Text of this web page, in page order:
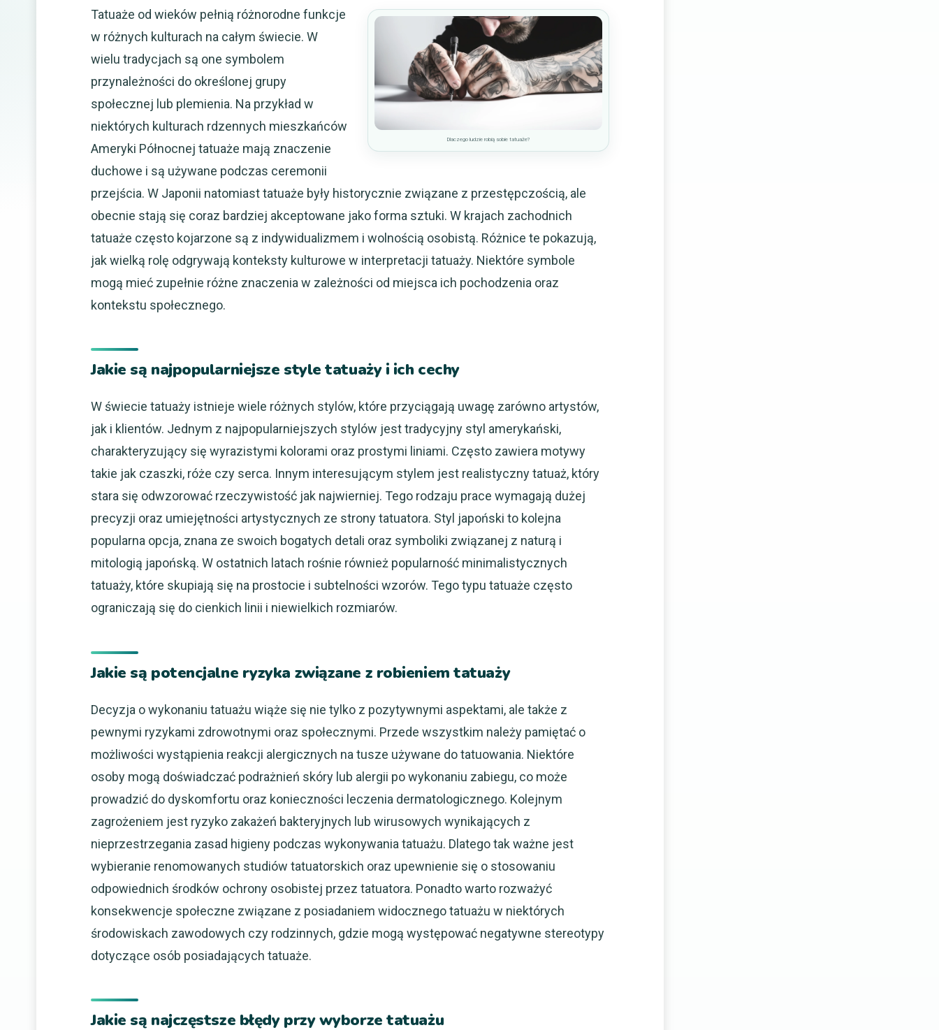
Dlaczego ludzie robią sobie tatuaże?
Tatuaże od wieków pełnią różnorodne funkcje
w różnych kulturach na całym świecie. W
wielu tradycjach są one symbolem
przynależności do określonej grupy
społecznej lub plemienia. Na przykład w
niektórych kulturach rdzennych mieszkańców
Ameryki Północnej tatuaże mają znaczenie
duchowe i są używane podczas ceremonii
przejścia. W Japonii natomiast tatuaże były historycznie związane z przestępczością, ale
obecnie stają się coraz bardziej akceptowane jako forma sztuki. W krajach zachodnich
tatuaże często kojarzone są z indywidualizmem i wolnością osobistą. Różnice te pokazują,
jak wielką rolę odgrywają konteksty kulturowe w interpretacji tatuaży. Niektóre symbole
mogą mieć zupełnie różne znaczenia w zależności od miejsca ich pochodzenia oraz
kontekstu społecznego.
Jakie są najpopularniejsze style tatuaży i ich cechy
W świecie tatuaży istnieje wiele różnych stylów, które przyciągają uwagę zarówno artystów,
jak i klientów. Jednym z najpopularniejszych stylów jest tradycyjny styl amerykański,
charakteryzujący się wyrazistymi kolorami oraz prostymi liniami. Często zawiera motywy
takie jak czaszki, róże czy serca. Innym interesującym stylem jest realistyczny tatuaż, który
stara się odwzorować rzeczywistość jak najwierniej. Tego rodzaju prace wymagają dużej
precyzji oraz umiejętności artystycznych ze strony tatuatora. Styl japoński to kolejna
popularna opcja, znana ze swoich bogatych detali oraz symboliki związanej z naturą i
mitologią japońską. W ostatnich latach rośnie również popularność minimalistycznych
tatuaży, które skupiają się na prostocie i subtelności wzorów. Tego typu tatuaże często
ograniczają się do cienkich linii i niewielkich rozmiarów.
Jakie są potencjalne ryzyka związane z robieniem tatuaży
Decyzja o wykonaniu tatuażu wiąże się nie tylko z pozytywnymi aspektami, ale także z
pewnymi ryzykami zdrowotnymi oraz społecznymi. Przede wszystkim należy pamiętać o
możliwości wystąpienia reakcji alergicznych na tusze używane do tatuowania. Niektóre
osoby mogą doświadczać podrażnień skóry lub alergii po wykonaniu zabiegu, co może
prowadzić do dyskomfortu oraz konieczności leczenia dermatologicznego. Kolejnym
zagrożeniem jest ryzyko zakażeń bakteryjnych lub wirusowych wynikających z
nieprzestrzegania zasad higieny podczas wykonywania tatuażu. Dlatego tak ważne jest
wybieranie renomowanych studiów tatuatorskich oraz upewnienie się o stosowaniu
odpowiednich środków ochrony osobistej przez tatuatora. Ponadto warto rozważyć
konsekwencje społeczne związane z posiadaniem widocznego tatuażu w niektórych
środowiskach zawodowych czy rodzinnych, gdzie mogą występować negatywne stereotypy
dotyczące osób posiadających tatuaże.
Jakie są najczęstsze błędy przy wyborze tatuażu